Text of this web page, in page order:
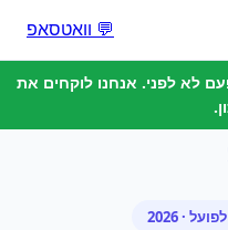
💬 וואטסאפ
לא לפני. אנחנו לוקחים את
· 2026